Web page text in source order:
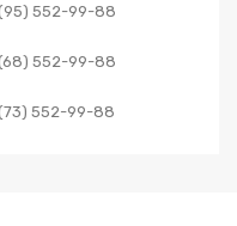
552-99-88
552-99-88
552-99-88